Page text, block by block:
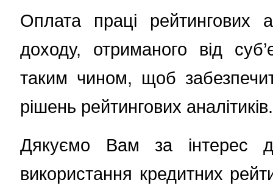
Оплата праці рейтингових
доходу, отриманого від
таким чином, щоб
рішень рейтингових аналітиків.
Дякуємо Вам за інтерес
використання кредитних